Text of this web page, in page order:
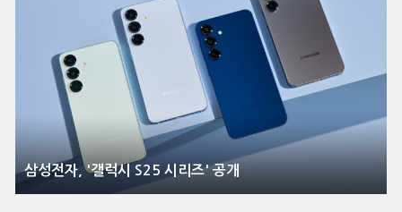
삼성전자, '갤럭시 S25 시리즈' 공개